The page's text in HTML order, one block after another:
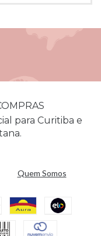
para Curitiba e
Quem Somos